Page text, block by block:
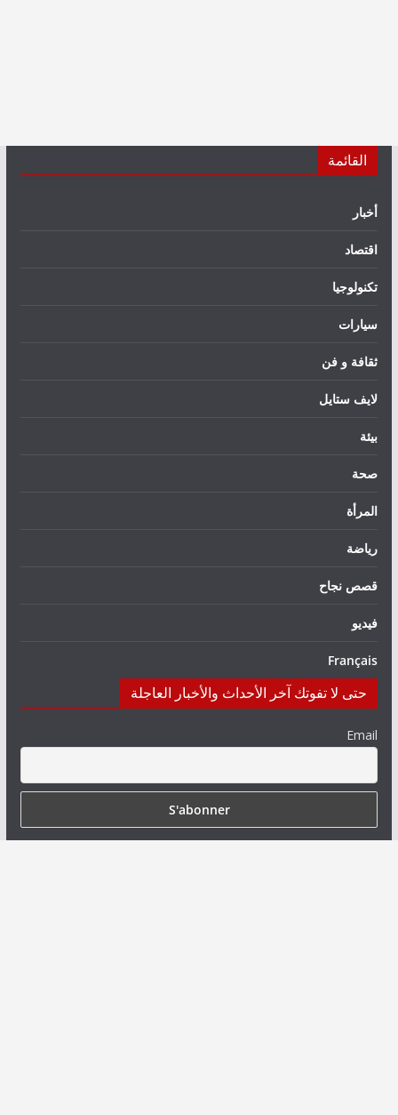
القائمة
أخبار
اقتصاد
تكنولوجيا
سيارات
ثقافة و فن
لايف ستايل
بيئة
صحة
المرأة
رياضة
قصص نجاح
فيديو
Français
حتى لا تفوتك آخر الأحداث والأخبار العاجلة
Email